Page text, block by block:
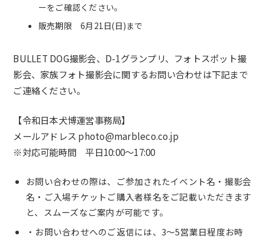
ーをご確認ください。
販売期限 6月21日(日)まで
BULLET DOG撮影会、D-1グランプリ、フォトスポット撮
影会、家族フォト撮影会に関するお問い合わせは下記まで
ご連絡ください。
【令和日本犬博運営事務局】
メールアドレス photo@marbleco.co.jp
※対応可能時間 平日10:00〜17:00
お問い合わせの際は、ご参加されたイベント名・撮影会
名・ご入場チケットご購入者様名をご記載いただきます
と、スムーズなご案内が可能です。
・お問い合わせへのご返信には、3～5営業日程度お時